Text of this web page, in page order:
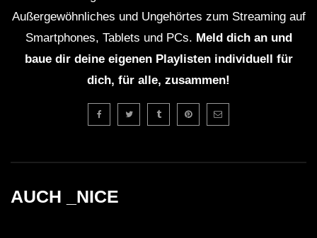
Außergewöhnliches und Ungehörtes zum Streaming auf
Smartphones, Tablets und PCs. Meld dich an und
baue dir deine eigenen Playlisten individuell für
dich, für alle, zusammen!
AUCH _NICE